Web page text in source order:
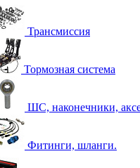
Трансмиссия
Тормозная система
ШС, наконечники,
Фитинги, шланги.